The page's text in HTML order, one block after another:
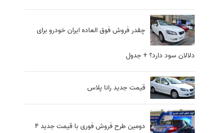
چقدر فروش فوق العاده ایران خودرو برای
دلالان سود دارد؟ + جدول
قیمت جدید رانا پلاس
دومین طرح فروش فوری با قیمت جدید 4